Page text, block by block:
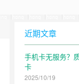
近期文章
手机卡无服务？
卡
2025/10/19